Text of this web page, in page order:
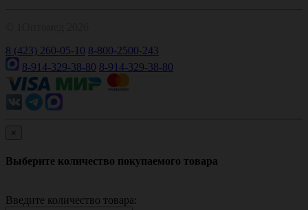
8 (423) 260-05-10 8-800-2500-243
8-914-329-38-80 8-914-329-38-80
×
Выберите количество покупаемого товара
Введите количество товара: